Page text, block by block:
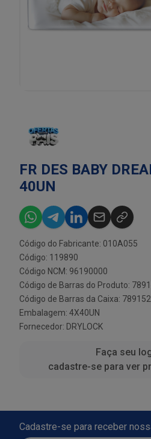
FR DES BABY
40UN
Código do Fabricante: 010A055
Código: 119890
Código NCM: 96190000
Código de Barras do Produto:
Código de Barras da Caixa:
Embalagem: 4X40UN
Fornecedor: DRYLOCK
Faça seu
cadastre-se para ver
Cadastre-se para receber